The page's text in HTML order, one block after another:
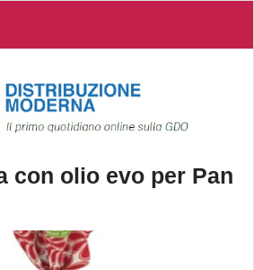
con olio evo per Pan